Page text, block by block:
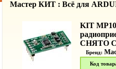
Мастер КИТ : Всё для
KIT
СНЯТО
Бренд:
Код